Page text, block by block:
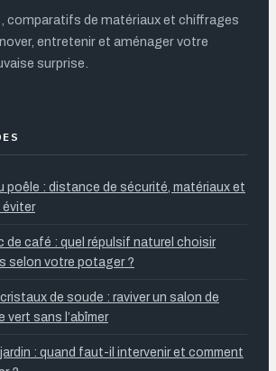
comparatifs de matériaux et chiffrages
entretenir et aménager votre
surprise.
poêle : distance de sécurité, matériaux et
éviter
de café : quel répulsif naturel choisir
selon votre potager ?
de soude : raviver un salon de
vert sans l’abîmer
: quand faut-il intervenir et comment